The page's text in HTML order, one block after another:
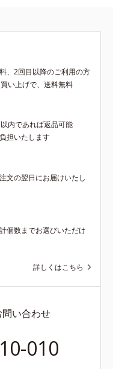
りません）※弱酸性（ローシ
、2回目以降のご利用の方
い上げで、送料無料
内であれば返品可能
担いたします
文の翌日にお届けいたし
個数までお選びいただけ
詳しくはこちら
い合わせ
010